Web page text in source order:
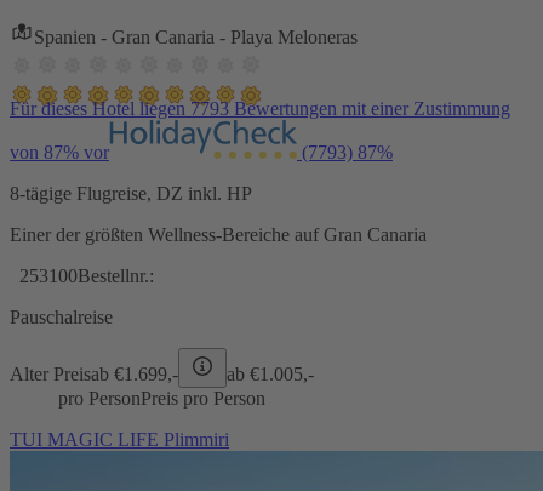
Spanien - Gran Canaria - Playa Meloneras
Für dieses Hotel liegen 7793 Bewertungen mit einer Zustimmung
von 87% vor (7793) 87%
8-tägige Flugreise, DZ inkl. HP
Einer der größten Wellness-Bereiche auf Gran Canaria
253100Bestellnr.:
Pauschalreise
Alter Preisab €1.699,- ab €1.005,-
pro PersonPreis pro Person
TUI MAGIC LIFE Plimmiri